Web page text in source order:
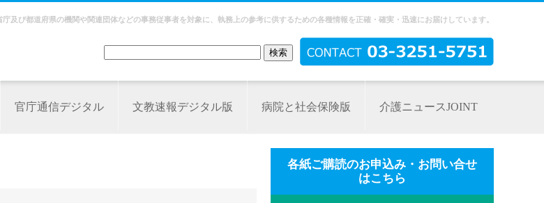
庁及び都道府県の機関や関連団体などの事務従事者を対象に、執務上の参考に供するための各種情報を正確・確実・迅速にお届けしています。
官庁通信デジタル 文教速報デジタル版 病院と社会保険版 介護ニュースJOINT
各紙ご購読のお申込み・お問い合せ
はこちら